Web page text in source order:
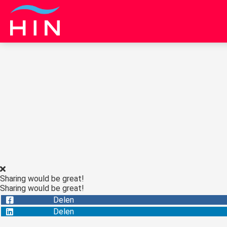
Sharing would be great!
Sharing would be great!
Delen
Delen